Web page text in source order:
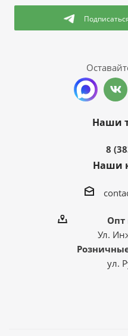
Наши
8
Наши
Опт
Ул.
ул.